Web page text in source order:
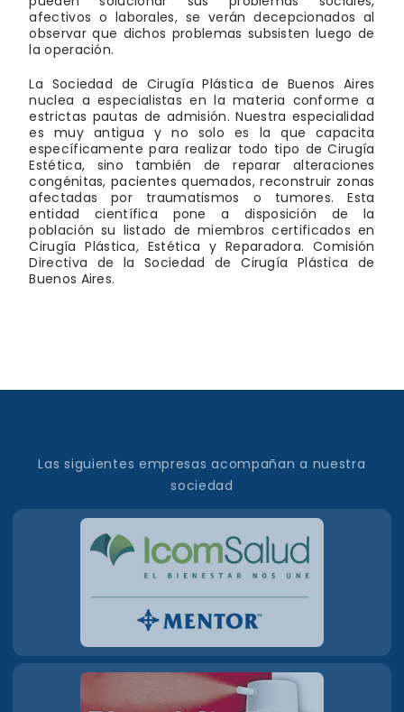
afectivos o laborales, se verán decepcionados al
observar que dichos problemas subsisten luego de
la operación.
La Sociedad de Cirugía Plástica de Buenos Aires
nuclea a especialistas en la materia conforme a
estrictas pautas de admisión. Nuestra especialidad
es muy antigua y no solo es la que capacita
específicamente para realizar todo tipo de Cirugía
Estética, sino también de reparar alteraciones
congénitas, pacientes quemados, reconstruir zonas
afectadas por traumatismos o tumores. Esta
entidad científica pone a disposición de la
población su listado de miembros certificados en
Cirugía Plástica, Estética y Reparadora. Comisión
Directiva de la Sociedad de Cirugía Plástica de
Buenos Aires.
Las siguientes empresas acompañan a nuestra
sociedad